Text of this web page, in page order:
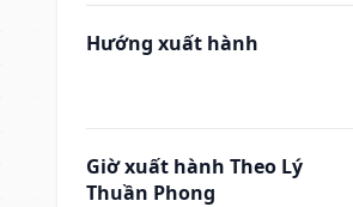
Hướng xuất hành
Giờ xuất hành Theo Lý
Thuần Phong